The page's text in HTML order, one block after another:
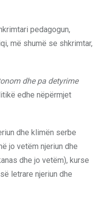
pedagogun,
më shumë se shkrimtar,
dhe pa detyrime
edhe nëpërmjet
dhe klimën serbe
jo vetëm njeriun dhe
dhe jo vetëm), kurse
letrare njeriun dhe